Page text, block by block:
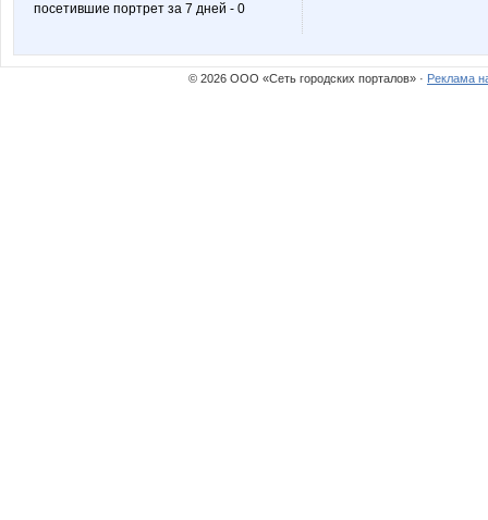
посетившие портрет за 7 дней - 0
© 2026 ООО «Сеть городских порталов» · Реклама